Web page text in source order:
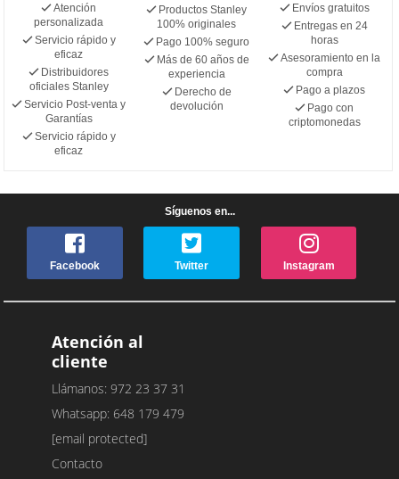
Atención
personalizada
Servicio rápido y
eficaz
Distribuidores
oficiales Stanley
Servicio Post-venta y
Garantías
Servicio rápido y
eficaz
Productos Stanley
100% originales
Pago 100% seguro
Más de 60 años de
experiencia
Derecho de
devolución
Envíos gratuitos
Entregas en 24
horas
Asesoramiento en la
compra
Pago a plazos
Pago con
criptomonedas
Síguenos en...
Facebook Twitter Instagram
Atención al
cliente
Llámanos: 972 23 37 31
Whatsapp: 648 179 479
[email protected]
Contacto